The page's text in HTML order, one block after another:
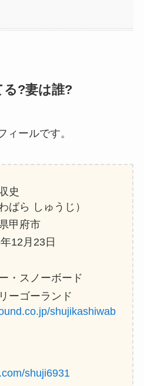
る?妻は誰?
ィールです。
史
しゅうじ）
甲府市
12月23日
スノーボード
ーゴーランド
shujikashiwab
shuji6931